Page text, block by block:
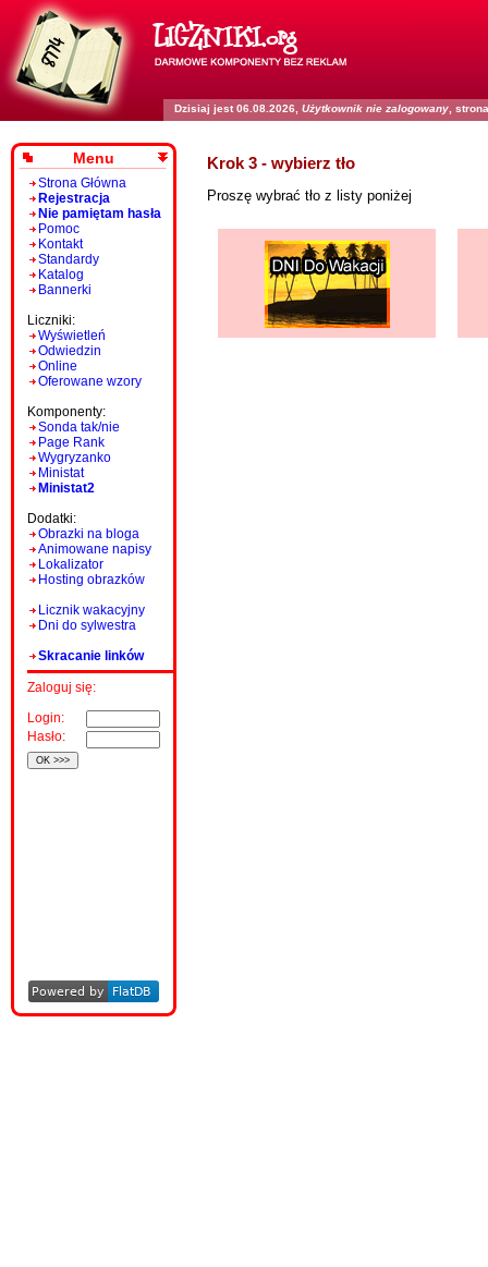
Dzisiaj jest 06.08.2026, Użytkownik nie zalogowany ,
Menu
Strona Główna
Rejestracja
Nie pamiętam hasła
Pomoc
Kontakt
Standardy
Katalog
Bannerki
Liczniki:
Wyświetleń
Odwiedzin
Online
Oferowane wzory
Komponenty:
Sonda tak/nie
Page Rank
Wygryzanko
Ministat
Ministat2
Dodatki:
Obrazki na bloga
Animowane napisy
Lokalizator
Hosting obrazków
Licznik wakacyjny
Dni do sylwestra
Skracanie linków
Zaloguj się:
Login:
Hasło:
Krok 3 - wybierz tło
Proszę wybrać tło z listy poniżej